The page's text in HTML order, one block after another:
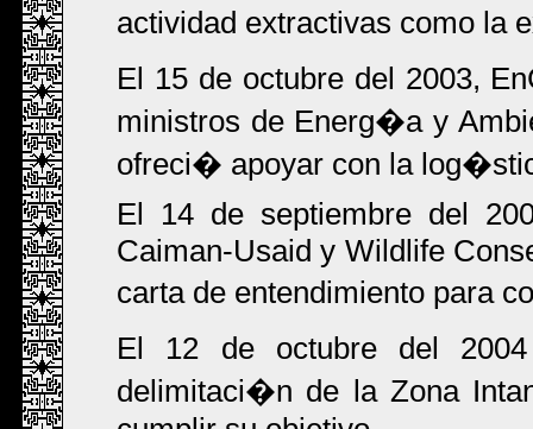
actividad extractivas como
El 15 de octubre del 2003,
ministros de Energ�a y
ofreci� apoyar con la
El 14 de septiembre del
Caiman-Usaid y Wildlife
carta de entendimiento para
El 12 de octubre del
delimitaci�n de la Zona